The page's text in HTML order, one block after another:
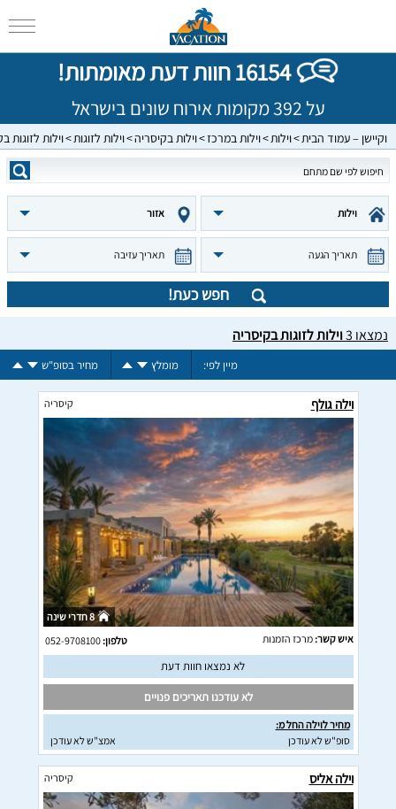
16154 חוות דעת מאומתות!
על 392 מקומות אירוח שונים בישראל
וקיישן – עמוד הבית וילות וילות במרכז וילות בקיסריה וילות לזוגות וילות לזוגות
וילות אזור
תאריך הגעה תאריך עזיבה
חפש כעת!
נמצאו 3וילות לזוגות בקיסריה
מיין לפי: מומלץ מחיר בסופ"ש
וילה גולף קיסריה
8 חדרי שינה
איש קשר:מרכז הזמנות טלפון:052-9708100
לא נמצאו חוות דעת
לא עודכנו תאריכים פנויים
מחיר לוילה החל מ:
סופ"ש לא עודכן
אמצ"ש לא עודכן
וילה אליס קיסריה